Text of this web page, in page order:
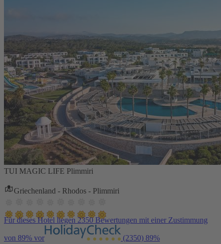
TUI MAGIC LIFE Plimmiri
Griechenland - Rhodos - Plimmiri
Für dieses Hotel liegen 2350 Bewertungen mit einer Zustimmung
von 89% vor (2350) 89%